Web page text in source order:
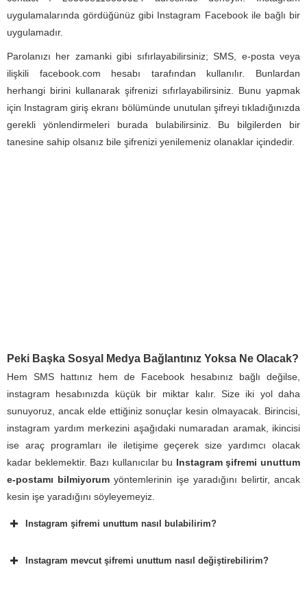
uygulamalarında gördüğünüz gibi Instagram Facebook ile bağlı bir
uygulamadır.
Parolanızı her zamanki gibi sıfırlayabilirsiniz; SMS, e-posta veya
ilişkili facebook.com hesabı tarafından kullanılır. Bunlardan
herhangi birini kullanarak şifrenizi sıfırlayabilirsiniz. Bunu yapmak
için Instagram giriş ekranı bölümünde unutulan şifreyi tıkladığınızda
gerekli yönlendirmeleri burada bulabilirsiniz. Bu bilgilerden bir
tanesine sahip olsanız bile şifrenizi yenilemeniz olanaklar içindedir.
Peki Başka Sosyal Medya Bağlantınız Yoksa Ne Olacak?
Hem SMS hattınız hem de Facebook hesabınız bağlı değilse,
instagram hesabınızda küçük bir miktar kalır. Size iki yol daha
sunuyoruz, ancak elde ettiğiniz sonuçlar kesin olmayacak. Birincisi,
instagram yardım merkezini aşağıdaki numaradan aramak, ikincisi
ise araç programları ile iletişime geçerek size yardımcı olacak
kadar beklemektir. Bazı kullanıcılar bu Instagram şifremi unuttum
e-postamı bilmiyorumyöntemlerinin işe yaradığını belirtir, ancak
kesin işe yaradığını söyleyemeyiz.
Instagram şifremi unuttum nasıl bulabilirim?
Instagram mevcut şifremi unuttum nasıl değiştirebilirim?